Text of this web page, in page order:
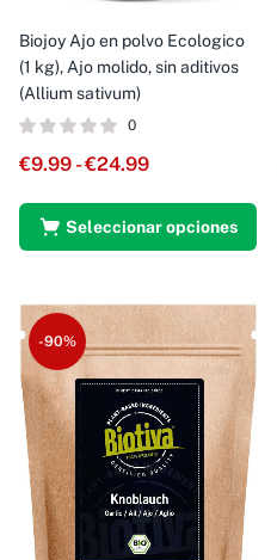
Biojoy Ajo en polvo Ecologico
(1 kg), Ajo molido, sin aditivos
(Allium sativum)
0
€9.99 - €24.99
Seleccionar opciones
-90%